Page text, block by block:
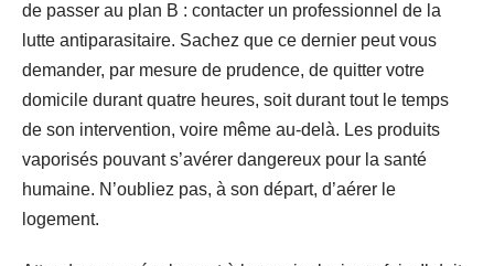
de passer au plan B : contacter un professionnel de la
lutte antiparasitaire. Sachez que ce dernier peut vous
demander, par mesure de prudence, de quitter votre
domicile durant quatre heures, soit durant tout le temps
de son intervention, voire même au-delà. Les produits
vaporisés pouvant s’avérer dangereux pour la santé
humaine. N’oubliez pas, à son départ, d’aérer le
logement.